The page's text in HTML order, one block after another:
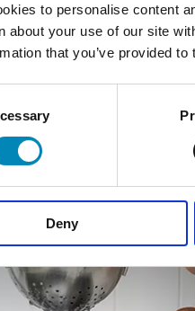
to personalise content
about your use of our site
that you’ve provided
Deny